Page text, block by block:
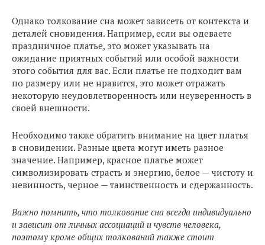
Однако толкование сна может зависеть от контекста и
деталей сновидения. Например, если вы одеваете
праздничное платье, это может указывать на
ожидание приятных событий или особой важности
этого события для вас. Если платье не подходит вам
по размеру или не нравится, это может отражать
некоторую неудовлетворенность или неуверенность в
своей внешности.
Необходимо также обратить внимание на цвет платья
в сновидении. Разные цвета могут иметь разное
значение. Например, красное платье может
символизировать страсть и энергию, белое — чистоту и
невинность, черное — таинственность и сдержанность.
Важно помнить, что толкование сна всегда индивидуально
и зависит от личных ассоциаций и чувств человека,
поэтому кроме общих толкований также стоит